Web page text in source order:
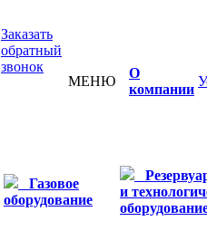
Заказать
обратный
звонок
МЕНЮ
О
компании
Газовое
оборудование
и